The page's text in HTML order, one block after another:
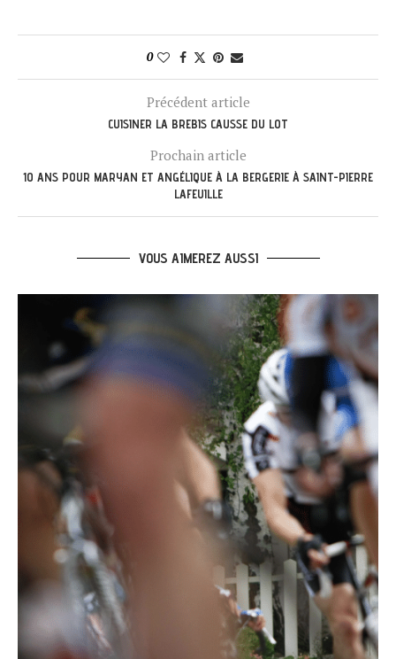
0
Précédent article
CUISINER LA BREBIS CAUSSE DU LOT
Prochain article
10 ANS POUR MARYAN ET ANGÉLIQUE À LA BERGERIE À SAINT-PIERRE
LAFEUILLE
VOUS AIMEREZ AUSSI